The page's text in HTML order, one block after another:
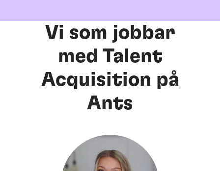
Vi som jobbar
med Talent
Acquisition på
Ants